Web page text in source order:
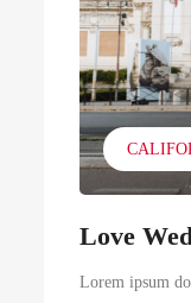
Love
Lorem ipsum